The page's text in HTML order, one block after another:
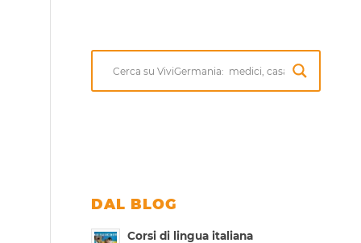
DAL BLOG
Corsi di lingua italiana